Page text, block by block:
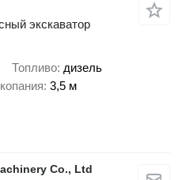
экскаватор
Топливо дизель
3,5 м
Co., Ltd